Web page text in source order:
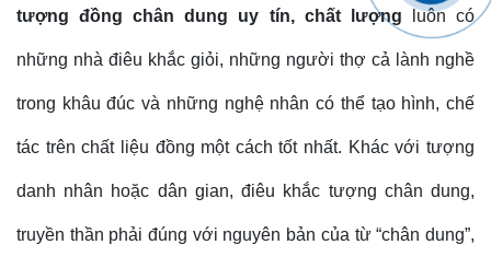
tượng đồng chân dung uy tín, chất lượng luôn có
những nhà điêu khắc giỏi, những người thợ cả lành nghề
trong khâu đúc và những nghệ nhân có thể tạo hình, chế
tác trên chất liệu đồng một cách tốt nhất. Khác với tượng
danh nhân hoặc dân gian, điêu khắc tượng chân dung,
truyền thần phải đúng với nguyên bản của từ “chân dung”,